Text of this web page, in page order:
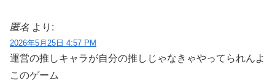
匿名 より:
2026年5月25日 4:57 PM
運営の推しキャラが自分の推しじゃなきゃやってられんよ
このゲーム